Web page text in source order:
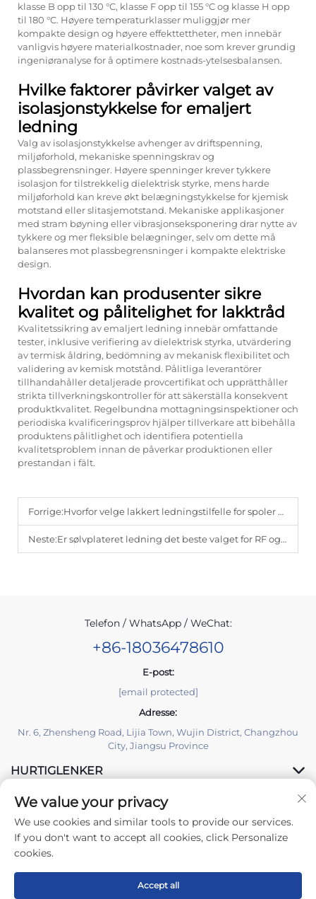
klasse B opp til 130 °C, klasse F opp til 155 °C og klasse H opp
til 180 °C. Høyere temperaturklasser muliggjør mer
kompakte design og høyere effekttettheter, men innebär
vanligvis høyere materialkostnader, noe som krever grundig
ingeniøranalyse for å optimere kostnads-ytelsesbalansen.
Hvilke faktorer påvirker valget av
isolasjonstykkelse for emaljert
ledning
Valg av isolasjonstykkelse avhenger av driftspenning,
miljøforhold, mekaniske spenningskrav og
plassbegrensninger. Høyere spenninger krever tykkere
isolasjon for tilstrekkelig dielektrisk styrke, mens harde
miljøforhold kan kreve økt belægningstykkelse for kjemisk
motstand eller slitasjemotstand. Mekaniske applikasjoner
med stram bøyning eller vibrasjonseksponering drar nytte av
tykkere og mer fleksible belægninger, selv om dette må
balanseres mot plassbegrensninger i kompakte elektriske
design.
Hvordan kan produsenter sikre
kvalitet og pålitelighet for lakktråd
Kvalitetssikring av emaljert ledning innebär omfattande
tester, inklusive verifiering av dielektrisk styrka, utvärdering
av termisk åldring, bedömning av mekanisk flexibilitet och
validering av kemisk motstånd. Pålitliga leverantörer
tillhandahåller detaljerade provcertifikat och upprätthåller
strikta tillverkningskontroller för att säkerställa konsekvent
produktkvalitet. Regelbundna mottagningsinspektioner och
periodiska kvalificeringsprov hjälper tillverkare att bibehålla
produktens pålitlighet och identifiera potentiella
kvalitetsproblem innan de påverkar produktionen eller
prestandan i fält.
Forrige:Hvorfor velge lakkert ledningstilfelle for spoler og transformatorer?
Neste:Er sølvplateret ledning det beste valget for RF og lyd?
Telefon / WhatsApp / WeChat:
+86-18036478610
E-post:
[email protected]
Adresse:
Nr. 6, Zhensheng Road, Lijia Town, Wujin District, Changzhou
City, Jiangsu Province
HURTIGLENKER
PRODUKTER
Copyright © 2026 Changzhou Yuzisenhan Electronic Co.,Ltd.
We value your privacy
We use cookies and similar tools to provide our services.
If you don't want to accept all cookies, click Personalize
cookies.
Accept all